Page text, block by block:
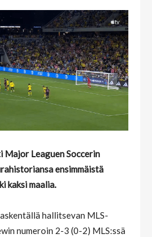
Major Leaguen Soccerin
ensimmäistä
kaksi maalia.
hallitsevan MLS-
numeroin 2-3 (0-2) MLS:ssä